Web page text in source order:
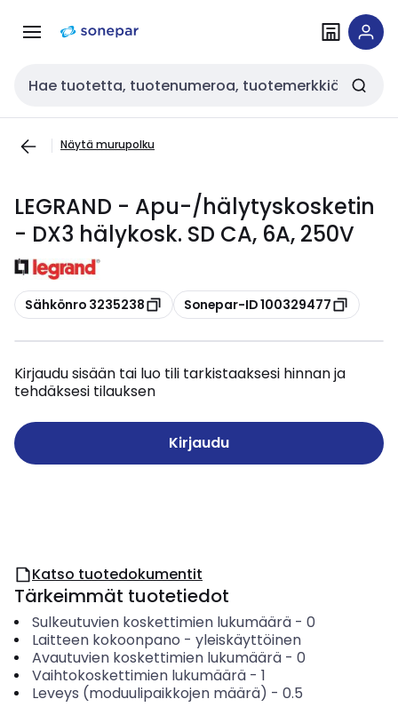
navigointiinsisältöön
Haku
Näytä murupolku
LEGRAND - Apu-/hälytyskosketin
- DX3 hälykosk. SD CA, 6A, 250V
Kopioi
Sähkönro 3235238 Kopioi
Sonepar-ID 100329477
Kirjaudu sisään tai luo tili tarkistaaksesi hinnan ja
tehdäksesi tilauksen
Kirjaudu
Katso tuotedokumentit
Tärkeimmät tuotetiedot
Sulkeutuvien koskettimien lukumäärä- 0
Laitteen kokoonpano - yleiskäyttöinen
Avautuvien koskettimien lukumäärä- 0
Vaihtokoskettimien lukumäärä- 1
Leveys (moduulipaikkojen määrä) - 0.5